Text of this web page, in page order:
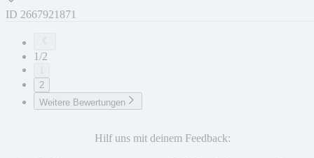
ID 2667921871
1/2
2
Weitere Bewertungen
Hilf uns mit deinem Feedback: